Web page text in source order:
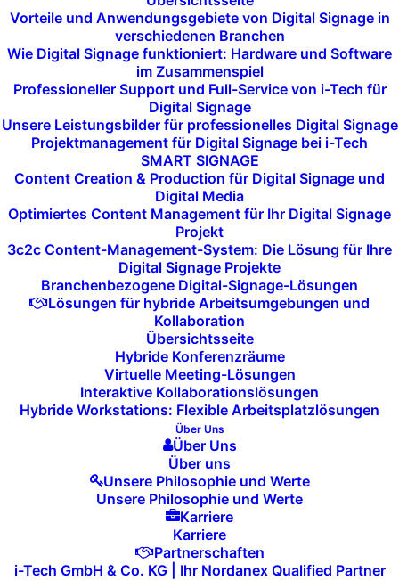
Vorteile und Anwendungsgebiete von Digital Signage in
verschiedenen Branchen
Wie Digital Signage funktioniert: Hardware und Software
im Zusammenspiel
Professioneller Support und Full-Service von i-Tech für
Digital Signage
Unsere Leistungsbilder für professionelles Digital Signage
Projektmanagement für Digital Signage bei i-Tech
SMART SIGNAGE
Content Creation & Production für Digital Signage und
Digital Media
Optimiertes Content Management für Ihr Digital Signage
Projekt
3c2c Content-Management-System: Die Lösung für Ihre
Digital Signage Projekte
Branchenbezogene Digital-Signage-Lösungen
Lösungen für hybride Arbeitsumgebungen und
Kollaboration
Übersichtsseite
Hybride Konferenzräume
Virtuelle Meeting-Lösungen
Interaktive Kollaborationslösungen
Hybride Workstations: Flexible Arbeitsplatzlösungen
Über Uns
Über Uns
Über uns
Unsere Philosophie und Werte
Unsere Philosophie und Werte
Karriere
Karriere
Partnerschaften
i-Tech GmbH & Co. KG | Ihr Nordanex Qualified Partner
beobachten,Erfahrungen sammeln und
feststellen, ob Ihre Ideeam Markt
erfolgreich ist. Diese frühen Erkenntnisse
geben Ihnen eine solide Grundlage für
zukünftige Entscheidungen
dieWeiterentwicklungIhres Produkts.
Skalierbarkeit und
Weiterentwicklung
Nachdem dasMVPerfolgreich auf den
Markt gebracht wurde und erste
undFeedback
wurden, helfen wir Ihnen, das Produkt
schrittweise zu erweitern und zu skalieren.
Wir integrieren weitere
verbessern die
Benutzererfahrung
stellen sicher, dass Ihre Lösung für